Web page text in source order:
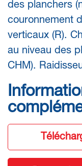
des planchers
couronnement
verticaux (R).
au niveau des
CHM).